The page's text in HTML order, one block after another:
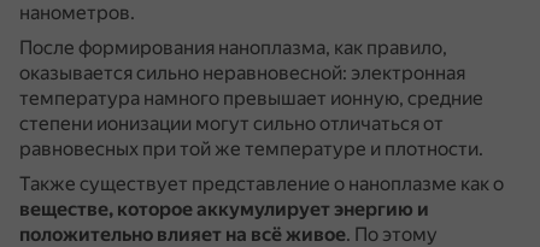
нанометров.
После формирования наноплазма, как правило,
оказывается сильно неравновесной: электронная
температура намного превышает ионную, средние
степени ионизации могут сильно отличаться от
равновесных при той же температуре и плотности.
Также существует представление о наноплазме как о
веществе, которое аккумулирует энергию и
положительно влияет на всё живое. По этому